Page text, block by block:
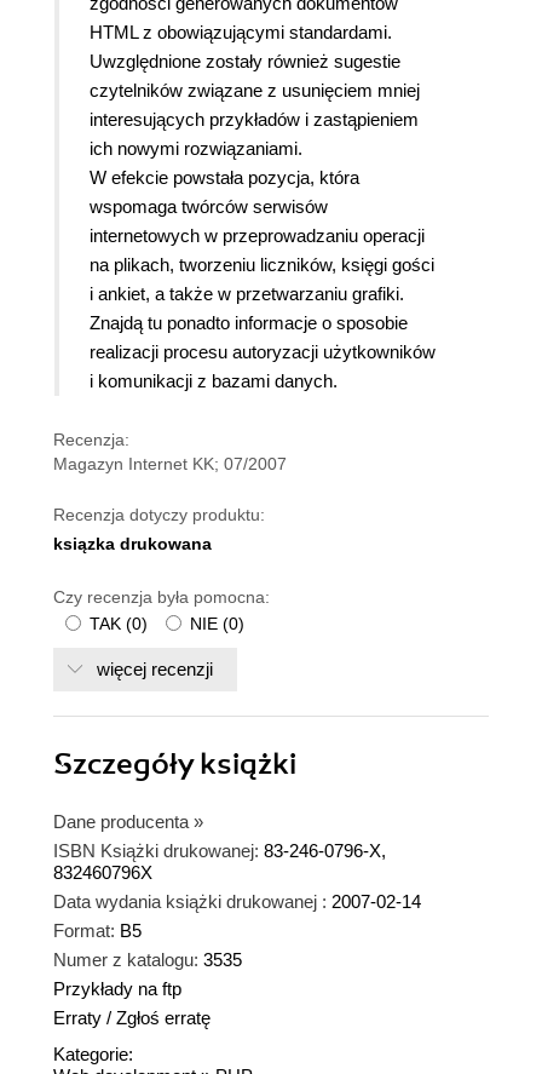
HTML z obowiązującymi standardami.
Uwzględnione zostały również sugestie
czytelników związane z usunięciem mniej
interesujących przykładów i zastąpieniem
ich nowymi rozwiązaniami.
W efekcie powstała pozycja, która
wspomaga twórców serwisów
internetowych w przeprowadzaniu operacji
na plikach, tworzeniu liczników, księgi gości
i ankiet, a także w przetwarzaniu grafiki.
Znajdą tu ponadto informacje o sposobie
realizacji procesu autoryzacji użytkowników
i komunikacji z bazami danych.
Recenzja:
Magazyn Internet KK; 07/2007
Recenzja dotyczy produktu:
ksiązka drukowana
Czy recenzja była pomocna:
TAK (0) NIE (0)
więcej recenzji
Szczegółyksiążki
Dane producenta »
ISBN Książki drukowanej: 83-246-0796-X,
832460796X
Data wydania książki drukowanej : 2007-02-14
Format: B5
Numer z katalogu: 3535
Przykłady na ftp
Erraty / Zgłoś erratę
Kategorie: